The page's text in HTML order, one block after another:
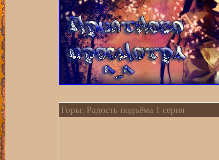
Горы: Радость подъёма 1 серия